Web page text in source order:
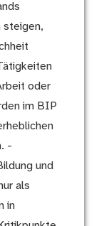
steigen,
oder
im BIP
-
und
als
in